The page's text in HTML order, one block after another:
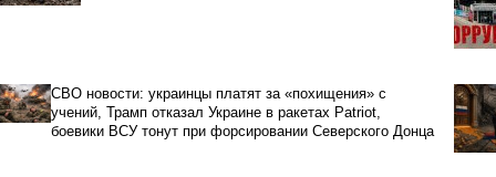
СВО новости: украинцы платят за «похищения» с
учений, Трамп отказал Украине в ракетах Patriot,
боевики ВСУ тонут при форсировании Северского Донца